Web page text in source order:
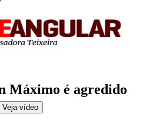
Máximo é agredido
Veja vídeo